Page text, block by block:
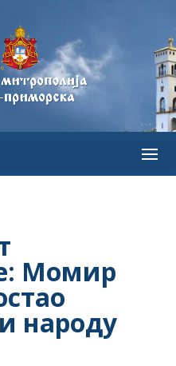
Момир
народу